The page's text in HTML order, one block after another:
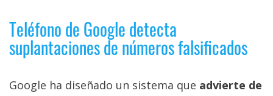
Teléfono de Google detecta
suplantaciones de números falsificados
Google ha diseñado un sistema que advierte de